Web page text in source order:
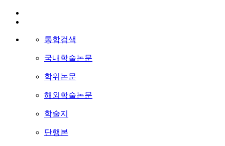
통합검색
국내학술논문
학위논문
해외학술논문
학술지
단행본